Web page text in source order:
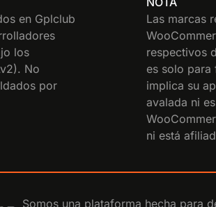
en Gplclub
los
No
por
Las marcas
respectivos
es solo para
implica su
avalada ni
ni está
Somos una plataforma hecha para